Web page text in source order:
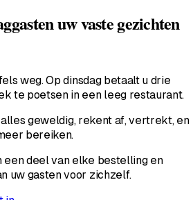
uw vaste gezichten
weg. Op dinsdag betaalt u drie
te poetsen in een leeg restaurant.
geweldig, rekent af, vertrekt, en
bereiken.
een deel van elke bestelling en
uw gasten voor zichzelf.